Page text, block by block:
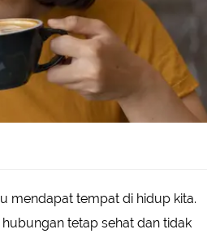
mendapat tempat di hidup kita.
tetap sehat dan tidak